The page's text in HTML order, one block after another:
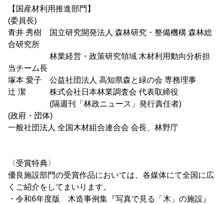
【国産材利用推進部門】
(委員長)
青井 秀樹 国立研究開発法人 森林研究・整備機構 森林総
合研究所
林業経営・政策研究領域 木材利用動向分析担
当チーム長
塚本 愛子 公益社団法人 高知県森と緑の会 専務理事
辻 潔 株式会社日本林業調査会 代表取締役
(隔週刊「林政ニュース」発行責任者)
(政府・団体)
一般社団法人 全国木材組合連合会 会長、林野庁
〈受賞特典〉
優良施設部門の受賞作品においては、各媒体にて全国に広
くご紹介をしてまいります。
・令和6年度版 木造事例集『写真で見る「木」の施設』